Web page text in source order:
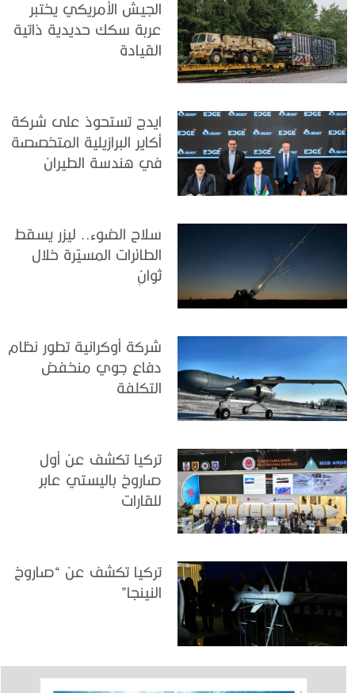
الجيش الأمريكي يختبر
عربة سكك حديدية ذاتية
القيادة
ايدج تستحوذ على شركة
أكاير البرازيلية المتخصصة
في هندسة الطيران
سلاح الضوء.. ليزر يسقط
الطائرات المسيّرة خلال
ثوانٍ
شركة أوكرانية تطور نظام
دفاع جوي منخفض
التكلفة
تركيا تكشف عن أول
صاروخ باليستي عابر
للقارات
تركيا تكشف عن “صاروخ
النينجا”